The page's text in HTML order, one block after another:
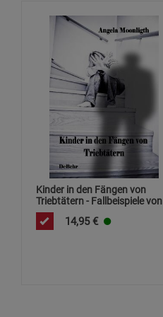
Kinder in den Fängen von
Triebtätern - Fallbeispiele von
Opfern und Tätern
14,95 €